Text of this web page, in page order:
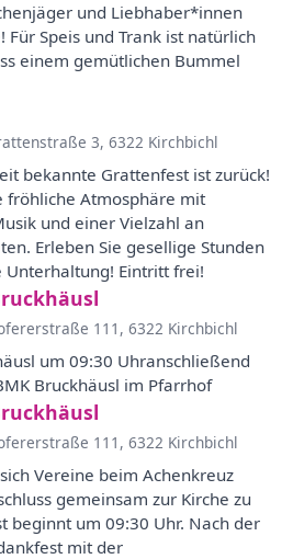
und Liebhaber*innen
Für Speis und Trank ist natürlich
einem gemütlichen Bummel
3, 6322 Kirchbichl
bekannte Grattenfest ist zurück!
fröhliche Atmosphäre mit
und einer Vielzahl an
Erleben Sie gesellige Stunden
Unterhaltung! Eintritt frei!
111, 6322 Kirchbichl
um 09:30 Uhranschließend
Bruckhäusl im Pfarrhof
111, 6322 Kirchbichl
Vereine beim Achenkreuz
gemeinsam zur Kirche zu
beginnt um 09:30 Uhr. Nach der
mit der